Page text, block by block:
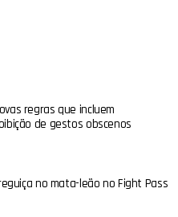
regras que incluem
de gestos obscenos
no mata-leão no Fight Pass